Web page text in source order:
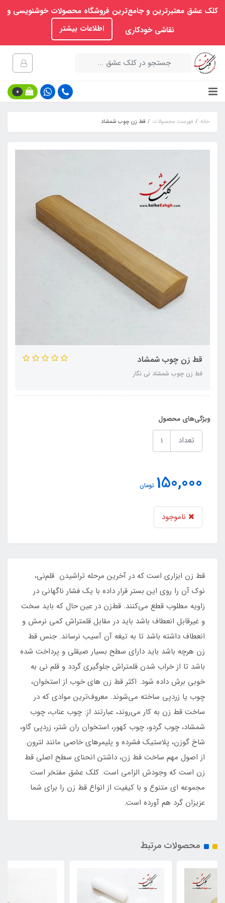
کلک عشق معتبرترین و جامع‌ترین فروشگاه محصولات خوشنویسی و
نقاشی خودکاری
اطلاعات بیشتر
0
خانه فهرست محصولات قط زن چوب شمشاد
قط زن چوب شمشاد
قط زن چوب شمشاد نی نگار
ویژگی‌های محصول
تعداد
150,000 تومان
ناموجود
قط زن ابزاری است که در آخرین مرحله تراشیدن قلم‌نی،
نوک آن را روی این بستر قرار داده با یک فشار ناگهانی در
زاویه مطلوب قطع می‌کنند. قط‌زن در عین حال که باید سخت
و غیرقابل انعطاف باشد باید در مقابل قلمتراش کمی نرمش و
انعطاف داشته باشد تا به تیغه آن آسیب نرساند. جنس قط
زن هرچه باشد باید دارای سطح بسیار صیقلی و پرداخت شده
باشد تا از خراب شدن قلمتراش جلوگیری گردد و قلم نی به
خوبی برش داده شود. اکثر قط زن های خوب از استخوان،
چوب یا زردپی ساخته می‌شوند. معروف‌ترین موادی که در
ساخت قط زن به کار می‌روند، عبارتند از: چوب عناب، چوب
شمشاد، چوب گردو، چوب کهور، استخوان ران شتر، زردپی گاو،
شاخ گوزن، پلاستیک فشرده و پلیمرهای خاصی مانند لترون.
از اصول مهم ساخت قط زن، داشتن انحنای سطح اصلی قط
زن است که وجودش الزامی است. کلک عشق مفتخر است
مجموعه ای متنوع و با کیفیت از انواع قط زن را برای شما
عزیزان گرد هم آورده است.
محصولات مرتبط